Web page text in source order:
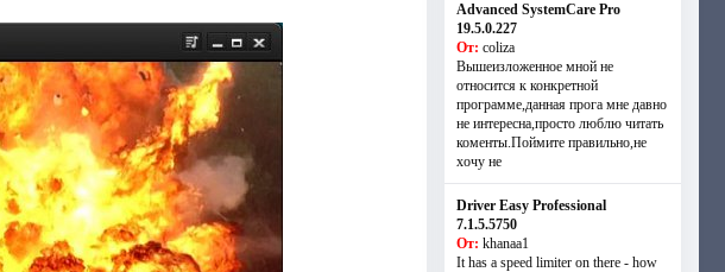
Advanced SystemCare Pro
19.5.0.227
От: coliza
Вышеизложенное мной не
относится к конкретной
программе,данная прога мне давно
не интересна,просто люблю читать
коменты.Поймите правильно,не
хочу не
Driver Easy Professional
7.1.5.5750
От: khanaa1
It has a speed limiter on there - how